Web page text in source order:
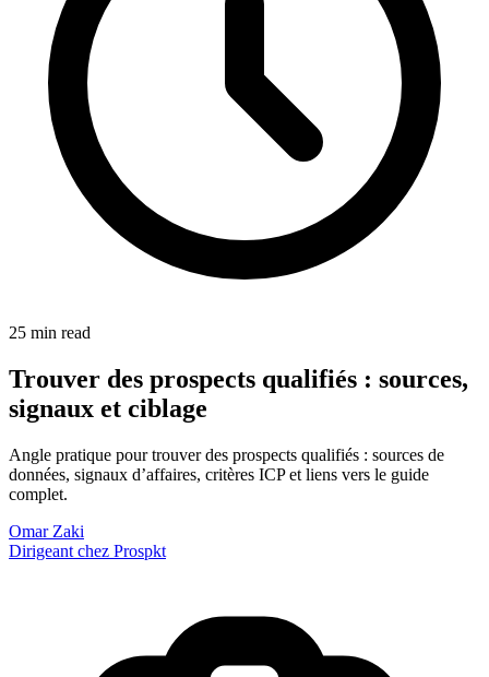
25 min read
Trouver des prospects qualifiés : sources,
signaux et ciblage
Angle pratique pour trouver des prospects qualifiés : sources de
données, signaux d’affaires, critères ICP et liens vers le guide
complet.
Omar Zaki
Dirigeant chez Prospkt